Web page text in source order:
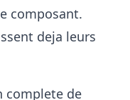
composant.
deja leurs
complete de